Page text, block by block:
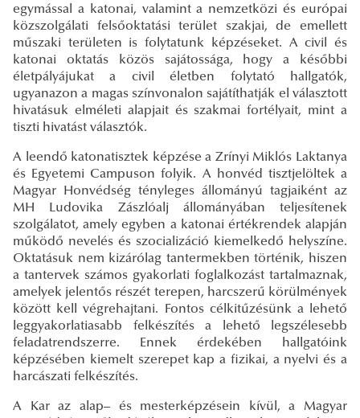
egymással a katonai, valamint a nemzetközi és európai
közszolgálati felsőoktatási terület szakjai, de emellett
műszaki területen is folytatunk képzéseket. A civil és
katonai oktatás közös sajátossága, hogy a későbbi
életpályájukat a civil életben folytató hallgatók,
ugyanazon a magas színvonalon sajátíthatják el választott
hivatásuk elméleti alapjait és szakmai fortélyait, mint a
tiszti hivatást választók.
A leendő katonatisztek képzése a Zrínyi Miklós Laktanya
és Egyetemi Campuson folyik. A honvéd tisztjelöltek a
Magyar Honvédség tényleges állományú tagjaiként az
MH Ludovika Zászlóalj állományában teljesítenek
szolgálatot, amely egyben a katonai értékrendek alapján
működő nevelés és szocializáció kiemelkedő helyszíne.
Oktatásuk nem kizárólag tantermekben történik, hiszen
a tantervek számos gyakorlati foglalkozást tartalmaznak,
amelyek jelentős részét terepen, harcszerű körülmények
között kell végrehajtani. Fontos célkitűzésünk a lehető
leggyakorlatiasabb felkészítés a lehető legszélesebb
feladatrendszerre. Ennek érdekében hallgatóink
képzésében kiemelt szerepet kap a fizikai, a nyelvi és a
harcászati felkészítés.
A Kar az alap– és mesterképzésein kívül, a Magyar